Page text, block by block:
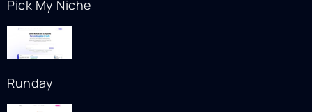
Pick My Niche
Runday